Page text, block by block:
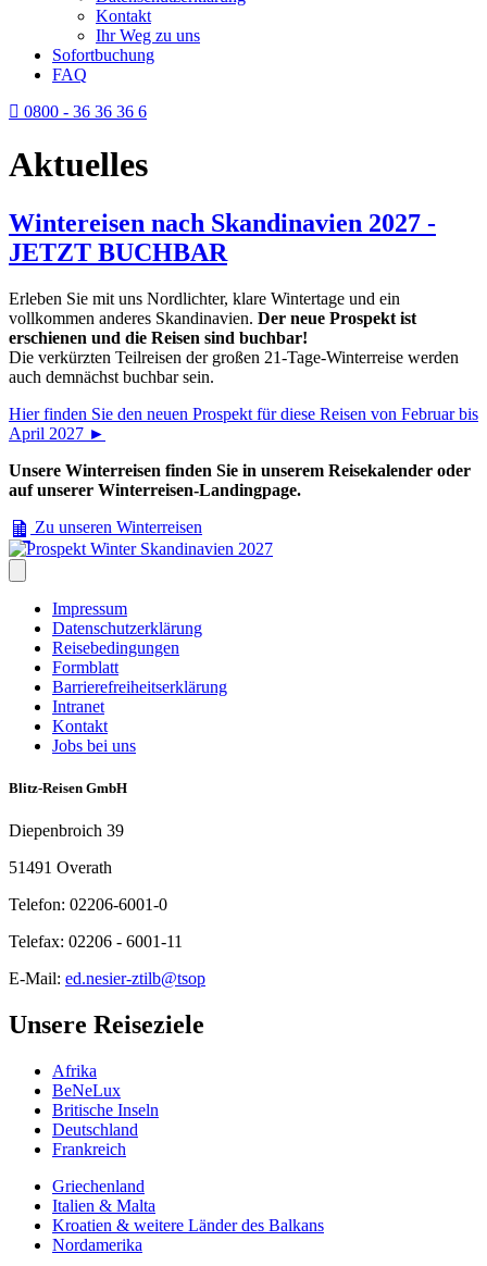
Kontakt
Ihr Weg zu uns
Sofortbuchung
FAQ
0800 - 36 36 36 6
Aktuelles
Wintereisen nach Skandinavien 2027 -
JETZT BUCHBAR
Erleben Sie mit uns Nordlichter, klare Wintertage und ein
vollkommen anderes Skandinavien. Der neue Prospekt ist
erschienen und die Reisen sind buchbar!
Die verkürzten Teilreisen der großen 21-Tage-Winterreise werden
auch demnächst buchbar sein.
Hier finden Sie den neuen Prospekt für diese Reisen von Februar bis
April 2027 ►
Unsere Winterreisen finden Sie in unserem Reisekalender oder
auf unserer Winterreisen-Landingpage.
Zu unseren Winterreisen
Impressum
Datenschutzerklärung
Reisebedingungen
Formblatt
Barrierefreiheitserklärung
Intranet
Kontakt
Jobs bei uns
Blitz-Reisen GmbH
Diepenbroich 39
51491 Overath
Telefon: 02206-6001-0
Telefax: 02206 - 6001-11
E-Mail: ed.nesier-ztilb@tsop
Unsere Reiseziele
Afrika
BeNeLux
Britische Inseln
Deutschland
Frankreich
Griechenland
Italien & Malta
Kroatien & weitere Länder des Balkans
Nordamerika